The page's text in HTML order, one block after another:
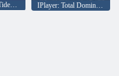
IPlayer: Pirates Tides of Fortune IPlayer: Total Domination